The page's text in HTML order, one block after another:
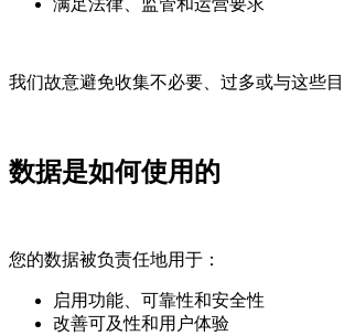
满足法律、监管和运营要求
我们故意避免收集不必要、过多或与这些目
数据是如何使用的
您的数据被负责任地用于：
启用功能、可靠性和安全性
改善可及性和用户体验